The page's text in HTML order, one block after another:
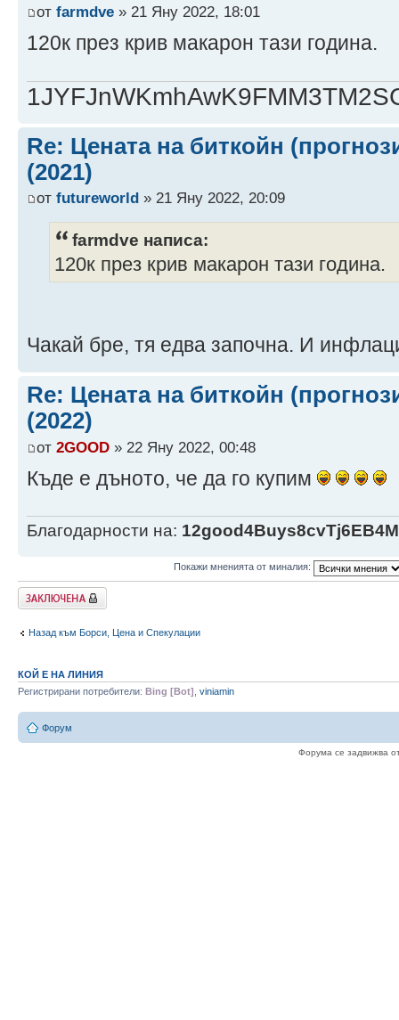
от farmdve » 21 Яну 2022, 18:01
120к през крив макарон тази година.
Re: Цената на биткойн
(2021)
от futureworld » 21 Яну 2022, 20:09
farmdve написа:
120к през крив макарон тази година.
Чакай бре, тя едва започна. И
Re: Цената на биткойн
(2022)
от 2GOOD » 22 Яну 2022, 00:48
Къде е дъното, че да го купим
Благодарности на:
Покажи мненията от миналия:
Заключена
Назад към Борси, Цена и Спекулации
КОЙ Е НА ЛИНИЯ
Регистрирани потребители: Bing [Bot] viniamin
Форум
Форума се задвижва